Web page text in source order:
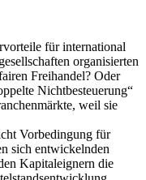
für international
organisierten
Freihandel? Oder
Nichtbesteuerung“
weil sie
Vorbedingung für
sich entwickelnden
Kapitaleignern die